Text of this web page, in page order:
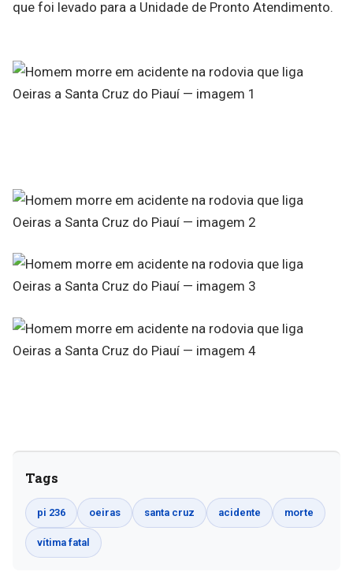
que foi levado para a Unidade de Pronto Atendimento.
Tags
pi 236 oeiras santa cruz acidente morte
vítima fatal